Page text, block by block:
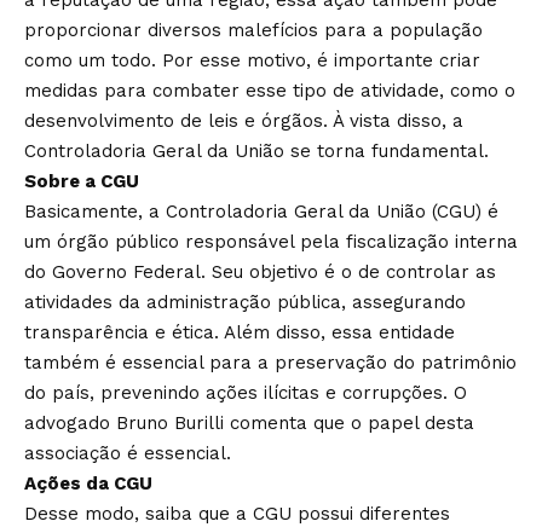
proporcionar diversos malefícios para a população
como um todo. Por esse motivo, é importante criar
medidas para combater esse tipo de atividade, como o
desenvolvimento de leis e órgãos. À vista disso, a
Controladoria Geral da União se torna fundamental.
Sobre a CGU
Basicamente, a Controladoria Geral da União (CGU) é
um órgão público responsável pela fiscalização interna
do Governo Federal. Seu objetivo é o de controlar as
atividades da administração pública, assegurando
transparência e ética. Além disso, essa entidade
também é essencial para a preservação do patrimônio
do país, prevenindo ações ilícitas e corrupções. O
advogado Bruno Burilli comenta que o papel desta
associação é essencial.
Ações da CGU
Desse modo, saiba que a CGU possui diferentes